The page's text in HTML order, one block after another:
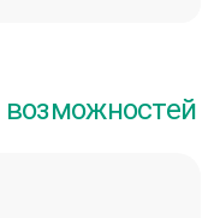
возможностей